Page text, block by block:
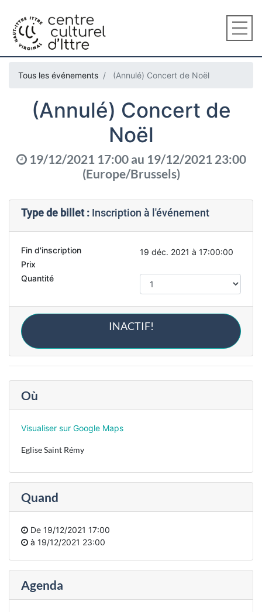
Tous les événements (Annulé) Concert de Noël
(Annulé) Concert de
Noël
19/12/2021 17:00au 19/12/2021 23:00
(Europe/Brussels)
Type de billet : Inscription à l'événement
Fin d'inscription
19 déc. 2021 à 17:00:00
Prix
Quantité
INACTIF!
Où
Visualiser sur Google Maps
Eglise Saint Rémy
Quand
De 19/12/2021 17:00
à 19/12/2021 23:00
Agenda